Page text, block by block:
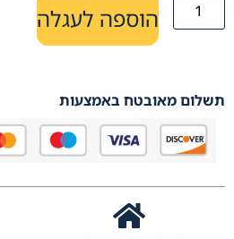
הוספה לעגלה
תשלום מאובטח באמצעות